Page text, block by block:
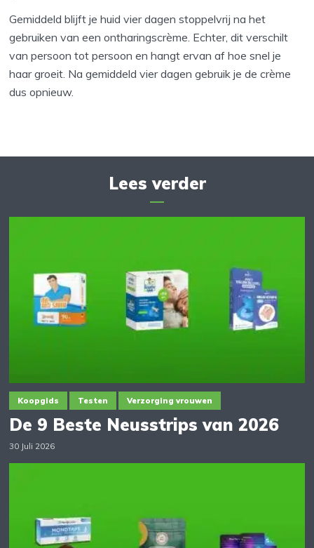
Gemiddeld blijft je huid vier dagen stoppelvrij na het
gebruiken van een ontharingscrème. Echter, dit verschilt
van persoon tot persoon en hangt ervan af hoe snel je
haar groeit. Na gemiddeld vier dagen gebruik je de crème
dus opnieuw.
Lees verder
Koopgids Testen Verzorging vrouwen
De 9 Beste Neusstrips van 2026
30 Juli 2026